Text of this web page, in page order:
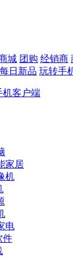
城 团购 经销商
每日新品 玩转手
机客户端
家居
机
电
件